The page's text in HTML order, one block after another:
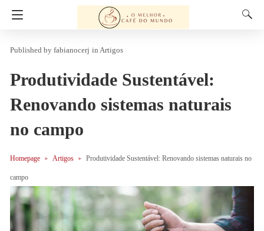
fabianocerj in Artigos
Produtividade Sustentável:
Renovando sistemas naturais
no campo
Homepage Artigos Produtividade Sustentável: Renovando sistemas naturais no
campo